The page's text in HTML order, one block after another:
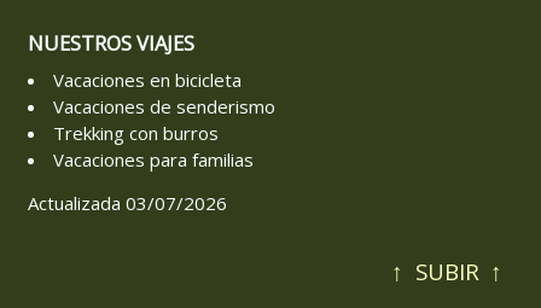
NUESTROS VIAJES
Vacaciones en bicicleta
Vacaciones de senderismo
Trekking con burros
Vacaciones para familias
Actualizada 03/07/2026
↑ SUBIR ↑